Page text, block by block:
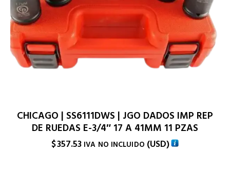
CHICAGO | SS6111DWS | JGO DADOS IMP REP
DE RUEDAS E-3/4″ 17 A 41MM 11 PZAS
$357.53 IVA NO INCLUIDO (USD)